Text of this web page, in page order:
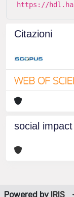
https://
Citazioni
social impact
Powered by IRIS